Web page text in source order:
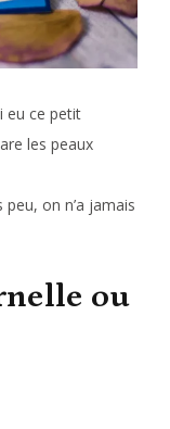
eu ce petit
les peaux
on n’a jamais
ou